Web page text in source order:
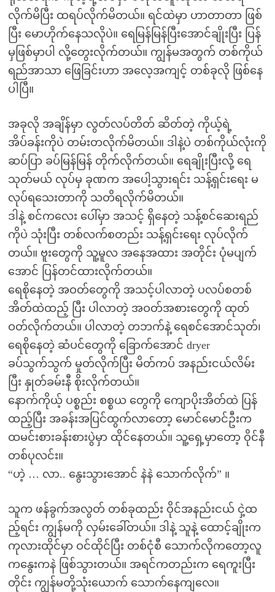
လိုက်မိပြီး ထရပ်လိုက်မိတယ်။ ရင်ထဲမှာ ဟာတာတာ ဖြစ်
ပြီး မောဟိုက်နေသလိုပဲ။ ရေမြန်မြန်ပြီးအောင်ချိုးပြီး ပြန်
မှဖြစ်မှာပါ လို့တွေးလိုက်တယ်။ ကျွန်မအတွက် တစ်ကိုယ်
ရည်အာသာ ဖြေခြင်းဟာ အလေ့အကျင့် တစ်ခုလို ဖြစ်နေ
ပါပြီ။
အခုလို အချိန်မှာ လွတ်လပ်တိတ် ဆိတ်တဲ့ ကိုယ့်ရဲ့
အိပ်ခန်းကိုပဲ တမ်းတလိုက်မိတယ်။ ဒါနဲ့ပဲ တစ်ကိုယ်လုံးကို
ဆပ်ပြာ ခပ်မြန်မြန် တိုက်လိုက်တယ်။ ရေချိုးပြီးလို့ ရေ
သုတ်မယ် လုပ်မှ ခုဏက အပေါ့သွားရင်း သန့်ရှင်းရေး မ
လုပ်ရသေးတာကို သတိရလိုက်မိတယ်။
ဒါနဲ့ စင်ကလေး ပေါ်မှာ အသင့် ရှိနေတဲ့ သန့်စင်ဆေးရည်
ကိုပဲ သုံးပြီး တစ်လက်စတည်း သန့်ရှင်းရေး လုပ်လိုက်
တယ်။ ဗူးတွေကို သူ့မူလ အနေအထား အတိုင်း ပုံမပျက်
အောင် ပြန်တင်ထားလိုက်တယ်။
ရေစိုနေတဲ့ အဝတ်တွေကို အသင့်ပါလာတဲ့ ပလပ်စတစ်
အိတ်ထဲထည့် ပြီး ပါလာတဲ့ အဝတ်အစားတွေကို ထုတ်
ဝတ်လိုက်တယ်။ ပါလာတဲ့ တဘက်နဲ့ ရေစင်အောင်သုတ်၊
ရေစိုနေတဲ့ ဆံပင်တွေကို ခြောက်အောင် dryer
ခပ်သွက်သွက် မှုတ်လိုက်ပြီး မိတ်ကပ် အနည်းငယ်လိမ်း
ပြီး နှုတ်ခမ်းနီ စိုးလိုက်တယ်။
နောက်ကိုယ့် ပစ္စည်း စစ္စယ တွေကို ကျောပိုးအိတ်ထဲ ပြန်
ထည့်ပြီး အခန်းအပြင်ထွက်လာတော့ မောင်မောင်ဦးက
ထမင်းစားခန်းစားပွဲမှာ ထိုင်နေတယ်။ သူ့ရှေ့မှာတော့ ဝိုင်နီ
တစ်ပုလင်း။
“ဟဲ့ … လာ.. နွေးသွားအောင် နဲနဲ သောက်လိုက်” ။
သူက ဖန်ခွက်အလွတ် တစ်ခုထည်း ဝိုင်အနည်းငယ် ငှဲ့ထ
ည့်ရင်း ကျွန်မကို လှမ်းခေါ်တယ်။ ဒါနဲ့ သူနဲ့ ထောင့်ချိုးက
ကုလားထိုင်မှာ ဝင်ထိုင်ပြီး တစ်ငုံစီ သောက်လိုကတော့လူ
ကနွေးကနဲ ဖြစ်သွားတယ်။ အရင်ကတည်းက ရေကူးပြီး
တိုင်း ကျွန်မတို့သုံးယောက် သောက်နေကျလေ။